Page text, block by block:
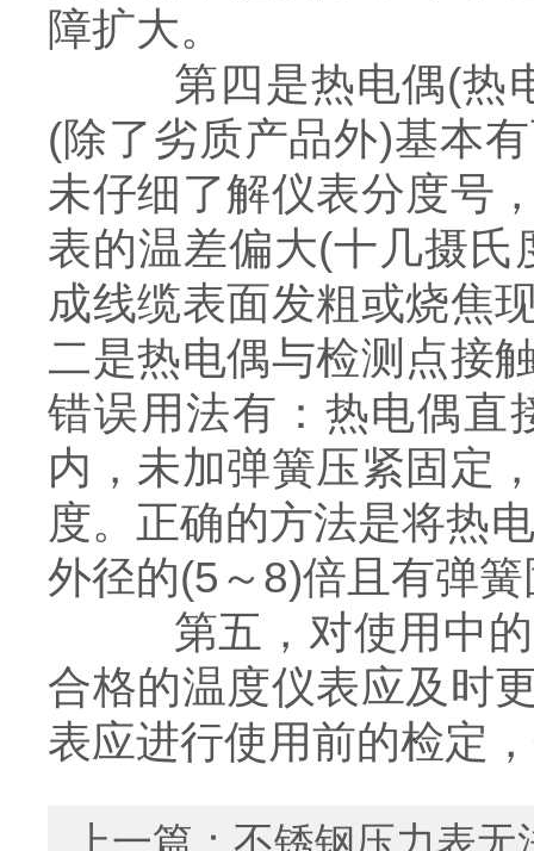
障扩大。
第四是热电偶(热电
(除了劣质产品外)基本
未仔细了解仪表分度号
表的温差偏大(十几摄
成线缆表面发粗或烧焦
二是热电偶与检测点接
错误用法有：热电偶直
内，未加弹簧压紧固定
度。正确的方法是将热
外径的(5～8)倍且有弹
第五，对使用中的
合格的温度仪表应及时
表应进行使用前的检定
上一篇： 不锈钢压力表无